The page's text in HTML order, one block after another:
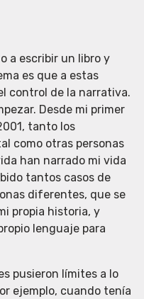
a escribir un libro y
es que a estas
control de la narrativa.
Desde mi primer
tanto los
como otras personas
han narrado mi vida
tantos casos de
diferentes, que se
propia historia, y
lenguaje para
pusieron límites a lo
ejemplo, cuando tenía